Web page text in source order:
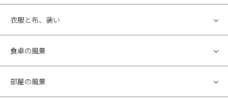
衣服と布、装い
食卓の風景
部屋の風景